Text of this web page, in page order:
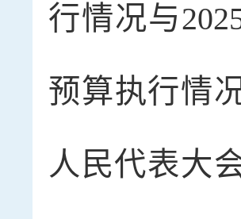
行情况与
预算执行情
人民代表大